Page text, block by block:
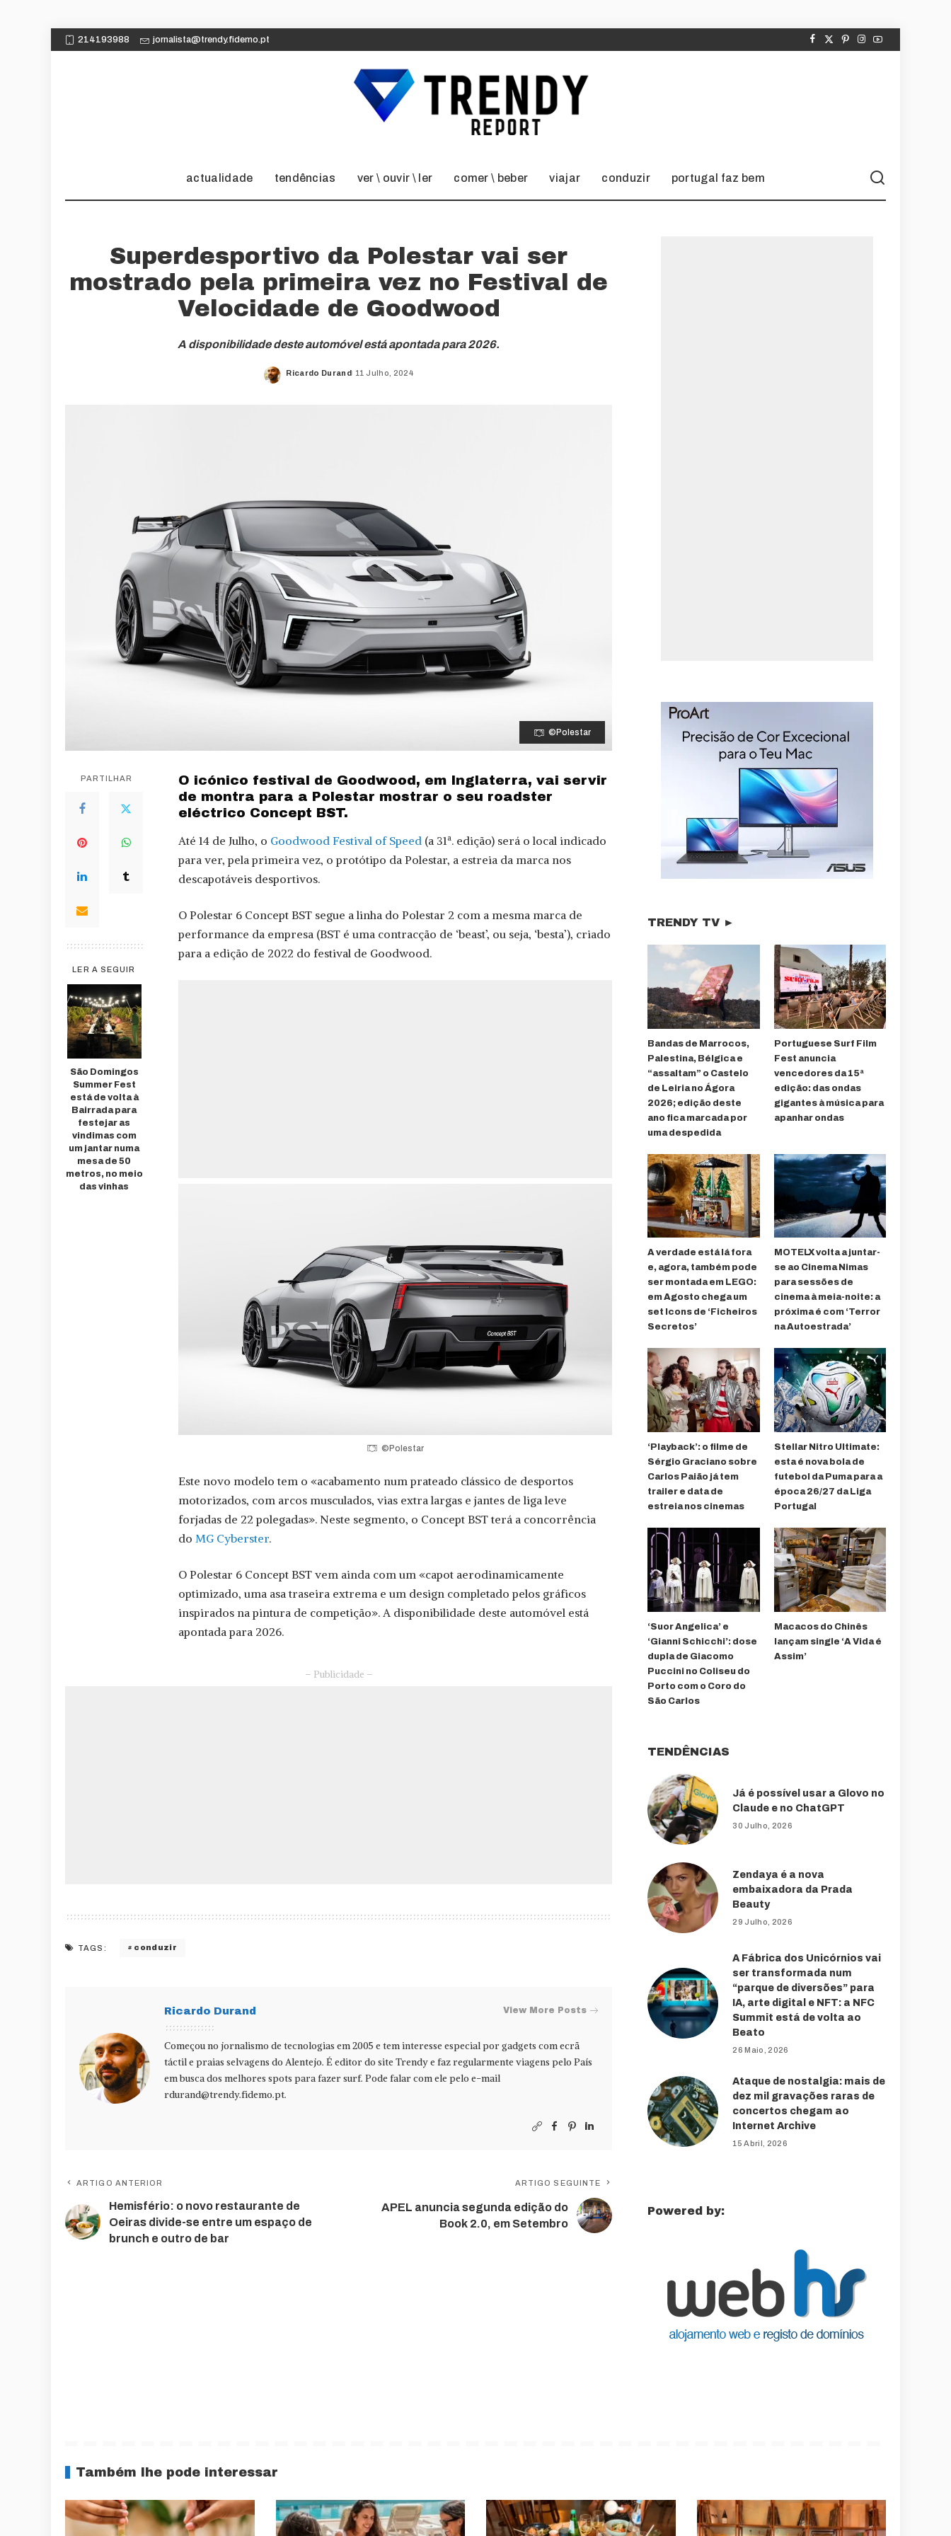
214193988 jornalista@trendy.fidemo.pt
actualidade tendências ver \ ouvir \ ler comer \ beber viajar conduzir portugal faz bem
Superdesportivo da Polestar vai ser
mostrado pela primeira vez no Festival de
Velocidade de Goodwood
A disponibilidade deste automóvel está apontada para 2026.
Posted
Ricardo Durand 11 Julho, 2024
©Polestar
PARTILHAR
LER A SEGUIR
São Domingos
Summer Fest
está de volta à
Bairrada para
festejar as
vindimas com
um jantar numa
mesa de 50
metros, no meio
das vinhas
O icónico festival de Goodwood, em Inglaterra, vai servir
de montra para a Polestar mostrar o seu roadster
eléctrico Concept BST.
Até 14 de Julho, o Goodwood Festival of Speed (a 31ª. edição) será o local indicado
para ver, pela primeira vez, o protótipo da Polestar, a estreia da marca nos
descapotáveis desportivos.
O Polestar 6 Concept BST segue a linha do Polestar 2 com a mesma marca de
performance da empresa (BST é uma contracção de ‘beast’, ou seja, ‘besta’), criado
para a edição de 2022 do festival de Goodwood.
©Polestar
Este novo modelo tem o «acabamento num prateado clássico de desportos
motorizados, com arcos musculados, vias extra largas e jantes de liga leve
forjadas de 22 polegadas». Neste segmento, o Concept BST terá a concorrência
do MG Cyberster.
O Polestar 6 Concept BST vem ainda com um «capot aerodinamicamente
optimizado, uma asa traseira extrema e um design completado pelos gráficos
inspirados na pintura de competição». A disponibilidade deste automóvel está
apontada para 2026.
– Publicidade –
TAGS: conduzir
Ricardo Durand View More Posts
Começou no jornalismo de tecnologias em 2005 e tem interesse especial por gadgets com ecrã
táctil e praias selvagens do Alentejo. É editor do site Trendy e faz regularmente viagens pelo País
em busca dos melhores spots para fazer surf. Pode falar com ele pelo e-mail
rdurand@trendy.fidemo.pt.
ARTIGO ANTERIOR
Hemisfério: o novo restaurante de
Oeiras divide-se entre um espaço de
brunch e outro de bar
ARTIGO SEGUINTE
APEL anuncia segunda edição do
Book 2.0, em Setembro
TRENDY TV ►
Bandas de Marrocos,
Palestina, Bélgica e
“assaltam” o Castelo
de Leiria no Ágora
2026; edição deste
ano fica marcada por
uma despedida
Portuguese Surf Film
Fest anuncia
vencedores da 15ª
edição: das ondas
gigantes à música para
apanhar ondas
A verdade está lá fora
e, agora, também pode
ser montada em LEGO:
em Agosto chega um
set Icons de ‘Ficheiros
Secretos’
MOTELX volta a juntar-
se ao Cinema Nimas
para sessões de
cinema à meia-noite: a
próxima é com ‘Terror
na Autoestrada’
‘Playback’: o filme de
Sérgio Graciano sobre
Carlos Paião já tem
trailer e data de
estreia nos cinemas
Stellar Nitro Ultimate:
esta é nova bola de
futebol da Puma para a
época 26/27 da Liga
Portugal
‘Suor Angelica’ e
‘Gianni Schicchi’: dose
dupla de Giacomo
Puccini no Coliseu do
Porto com o Coro do
São Carlos
Macacos do Chinês
lançam single ‘A Vida é
Assim’
TENDÊNCIAS
Já é possível usar a Glovo no
Claude e no ChatGPT
30 Julho, 2026
Zendaya é a nova
embaixadora da Prada
Beauty
29 Julho, 2026
A Fábrica dos Unicórnios vai
ser transformada num
“parque de diversões” para
IA, arte digital e NFT: a NFC
Summit está de volta ao
Beato
26 Maio, 2026
Ataque de nostalgia: mais de
dez mil gravações raras de
concertos chegam ao
Internet Archive
15 Abril, 2026
Powered by:
Também lhe pode interessar